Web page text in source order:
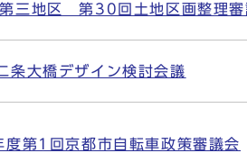
三地区 第30回土地区画整理審
大橋デザイン検討会議
第1回京都市自転車政策審議会